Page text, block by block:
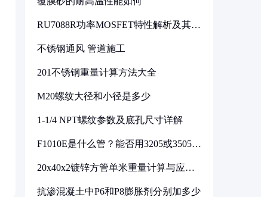
RU7088R功率MOSFET特性解析及其在
不锈钢通风 管道施工
201不锈钢重量计算方法大全
M20螺纹大径和小径是多少
1-1/4 NPT螺纹参数及底孔尺寸详解
F1010E是什么管？能否用3205或3505代
20x40x2镀锌方管单米重量计算与应用
抗渗混凝土中P6和P8膨胀剂分别加多少